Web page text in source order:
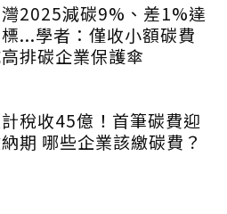
2025減碳9%、差1%達
...學者：僅收小額碳費
排碳企業保護傘
稅收45億！首筆碳費迎
期 哪些企業該繳碳費？